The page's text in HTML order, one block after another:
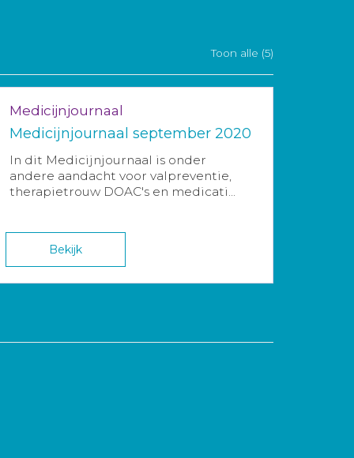
Toon alle (5)
Medicijnjournaal
Medicijnjournaal september 2020
In dit Medicijnjournaal is onder
andere aandacht voor valpreventie,
therapietrouw DOAC's en medicati...
Bekijk